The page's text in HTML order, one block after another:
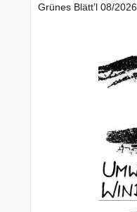
Grünes Blätt’l 08/2026